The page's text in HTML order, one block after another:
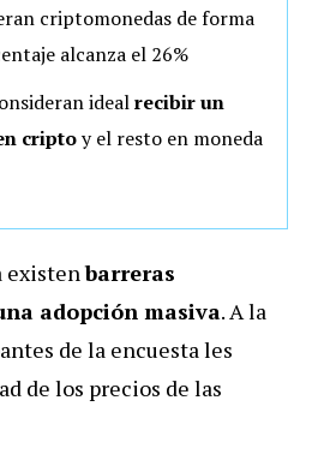
criptomonedas de forma
alcanza el 26%
idealrecibir un
criptoy el resto en moneda
existenbarreras
adopción masiva. A la
de la encuesta les
de los precios de las